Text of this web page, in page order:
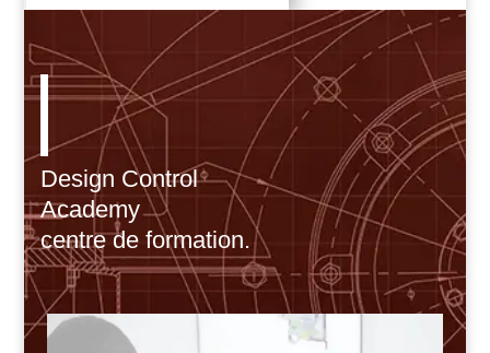
Design Control
Academy
centre de formation.